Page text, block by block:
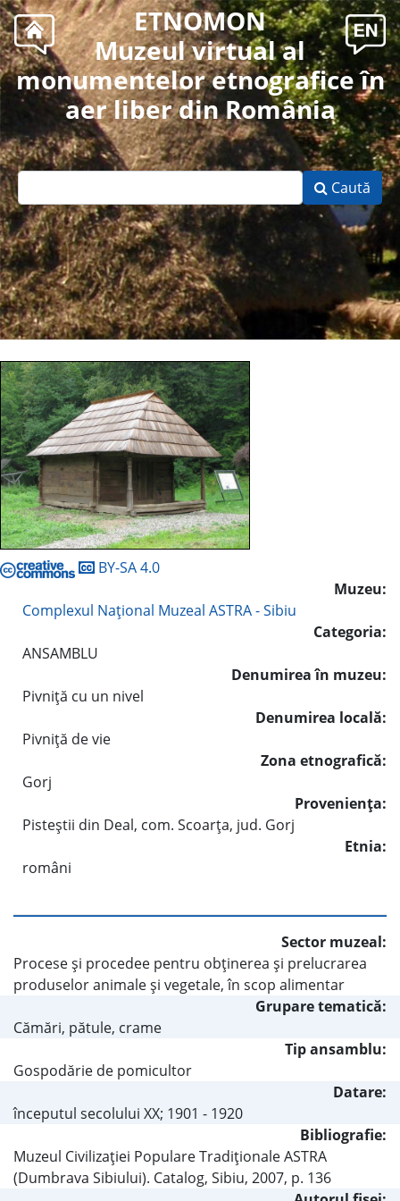
ETNOMON
Muzeul virtual al
monumentelor etnografice în
aer liber din România
Caută
BY-SA 4.0
Muzeu:
Complexul Naţional Muzeal ASTRA - Sibiu
Categoria:
ANSAMBLU
Denumirea în muzeu:
Pivniţă cu un nivel
Denumirea locală:
Pivniţă de vie
Zona etnografică:
Gorj
Provenienţa:
Pisteştii din Deal, com. Scoarţa, jud. Gorj
Etnia:
români
Sector muzeal:
Procese şi procedee pentru obţinerea şi prelucrarea
produselor animale şi vegetale, în scop alimentar
Grupare tematică:
Cămări, pătule, crame
Tip ansamblu:
Gospodărie de pomicultor
Datare:
începutul secolului XX; 1901 - 1920
Bibliografie:
Muzeul Civilizaţiei Populare Tradiţionale ASTRA
(Dumbrava Sibiului). Catalog, Sibiu, 2007, p. 136